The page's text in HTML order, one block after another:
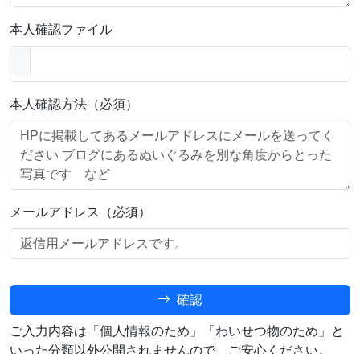
本人確認ファイル
本人確認方法（必須）
メールアドレス（必須）
確認
ご入力内容は「個人情報のため」「わいせつ物のため」と
いった分類以外公開されませんので、ご安心ください。